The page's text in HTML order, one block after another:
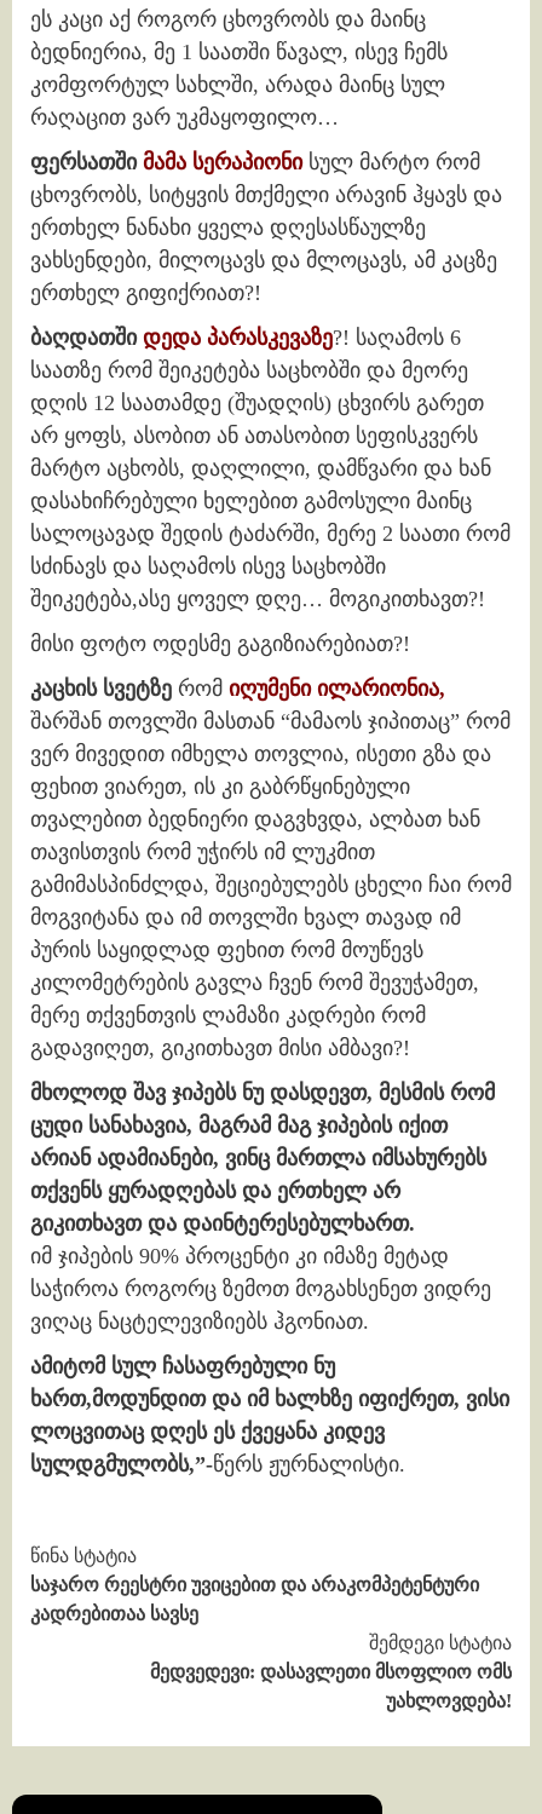
ეს კაცი აქ როგორ ცხოვრობს და მაინც
ბედნიერია, მე 1 საათში წავალ, ისევ ჩემს
კომფორტულ სახლში, არადა მაინც სულ
რაღაცით ვარ უკმაყოფილო…
ფერსათშიმამა სერაპიონისულ მარტო რომ
ცხოვრობს, სიტყვის მთქმელი არავინ ჰყავს და
ერთხელ ნანახი ყველა დღესასწაულზე
ვახსენდები, მილოცავს და მლოცავს, ამ კაცზე
ერთხელ გიფიქრიათ?!
ბაღდათში დედა პარასკევაზე?! საღამოს 6
საათზე რომ შეიკეტება საცხობში და მეორე
დღის 12 საათამდე (შუადღის) ცხვირს გარეთ
არ ყოფს, ასობით ან ათასობით სეფისკვერს
მარტო აცხობს, დაღლილი, დამწვარი და ხან
დასახიჩრებული ხელებით გამოსული მაინც
სალოცავად შედის ტაძარში, მერე 2 საათი რომ
სძინავს და საღამოს ისევ საცხობში
შეიკეტება,ასე ყოველ დღე… მოგიკითხავთ?!
მისი ფოტო ოდესმე გაგიზიარებიათ?!
კაცხის სვეტზე რომ იღუმენი ილარიონია,
შარშან თოვლში მასთან “მამაოს ჯიპითაც” რომ
ვერ მივედით იმხელა თოვლია, ისეთი გზა და
ფეხით ვიარეთ, ის კი გაბრწყინებული
თვალებით ბედნიერი დაგვხვდა, ალბათ ხან
თავისთვის რომ უჭირს იმ ლუკმით
გამიმასპინძლდა, შეციებულებს ცხელი ჩაი რომ
მოგვიტანა და იმ თოვლში ხვალ თავად იმ
პურის საყიდლად ფეხით რომ მოუწევს
კილომეტრების გავლა ჩვენ რომ შევუჭამეთ,
მერე თქვენთვის ლამაზი კადრები რომ
გადავიღეთ, გიკითხავთ მისი ამბავი?!
მხოლოდ შავ ჯიპებს ნუ დასდევთ, მესმის რომ
ცუდი სანახავია, მაგრამ მაგ ჯიპების იქით
არიან ადამიანები, ვინც მართლა იმსახურებს
თქვენს ყურადღებას და ერთხელ არ
გიკითხავთ და დაინტერესებულხართ.
იმ ჯიპების 90% პროცენტი კი იმაზე მეტად
საჭიროა როგორც ზემოთ მოგახსენეთ ვიდრე
ვიღაც ნაცტელევიზიებს ჰგონიათ.
ამიტომ სულ ჩასაფრებული ნუ
ხართ,მოდუნდით და იმ ხალხზე იფიქრეთ, ვისი
ლოცვითაც დღეს ეს ქვეყანა კიდევ
სულდგმულობს,”-წერს ჟურნალისტი.
Continue
Reading
წინა სტატია
საჯარო რეესტრი უვიცებით და არაკომპეტენტური
კადრებითაა სავსე
შემდეგი სტატია
მედვედევი: დასავლეთი მსოფლიო ომს
უახლოვდება!